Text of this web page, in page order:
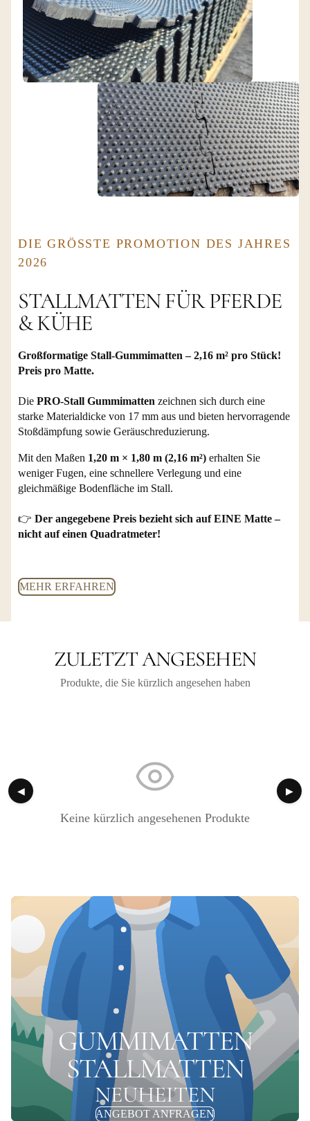
DIE GRÖSSTE PROMOTION DES JAHRES 2
026
STALLMATTEN FÜR PFERDE
& KÜHE
Großformatige Stall-Gummimatten – 2,16 m² pro Stück!
Preis pro Matte.
Die PRO-Stall Gummimatten zeichnen sich durch eine
starke Materialdicke von 17 mm aus und bieten hervorragende
Stoßdämpfung sowie Geräuschreduzierung.
Mit den Maßen 1,20 m × 1,80 m (2,16 m²) erhalten Sie
weniger Fugen, eine schnellere Verlegung und eine
gleichmäßige Bodenfläche im Stall.
👉 Der angegebene Preis bezieht sich auf EINE Matte –
nicht auf einen Quadratmeter!
MEHR ERFAHREN
ZULETZT ANGESEHEN
Produkte, die Sie kürzlich angesehen haben
◀ ▶
Keine kürzlich angesehenen Produkte
GUMMIMATTEN
STALLMATTEN
NEUHEITEN
ANGEBOT ANFRAGEN